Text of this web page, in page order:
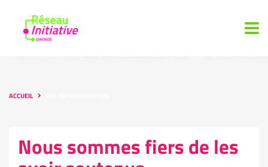
ACCUEIL
Nous sommes fiers de les